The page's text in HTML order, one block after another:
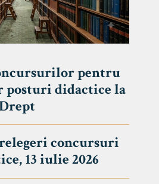
pentru
posturi didactice la
concursuri
13 iulie 2026